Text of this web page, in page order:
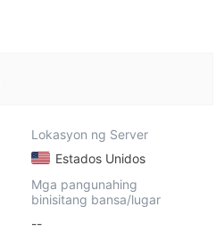
Lokasyon ng Server
Estados Unidos
Mga pangunahing
binisitang bansa/lugar
--